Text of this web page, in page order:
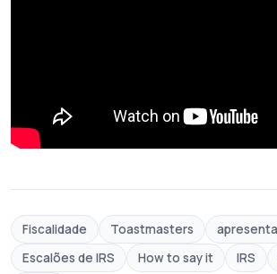
Fiscalidade Toastmasters
Escalões de IRS
How to say it IRS